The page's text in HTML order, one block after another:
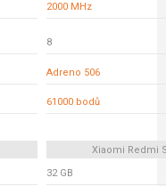
2000 MHz
8
Adreno 506
61000 bodů
Xiaomi Redmi
32 GB